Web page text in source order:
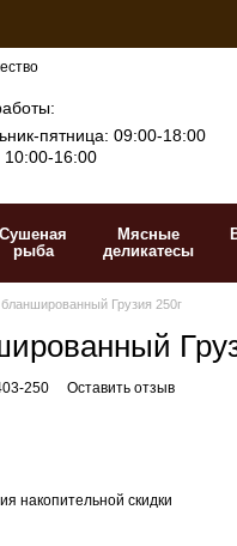
пятница: 09:00-18:00
10:00-16:00
Сушеная
рыба
Мясные
деликатесы
Грузия 250г
250 Оставить отзыв
накопительной скидки